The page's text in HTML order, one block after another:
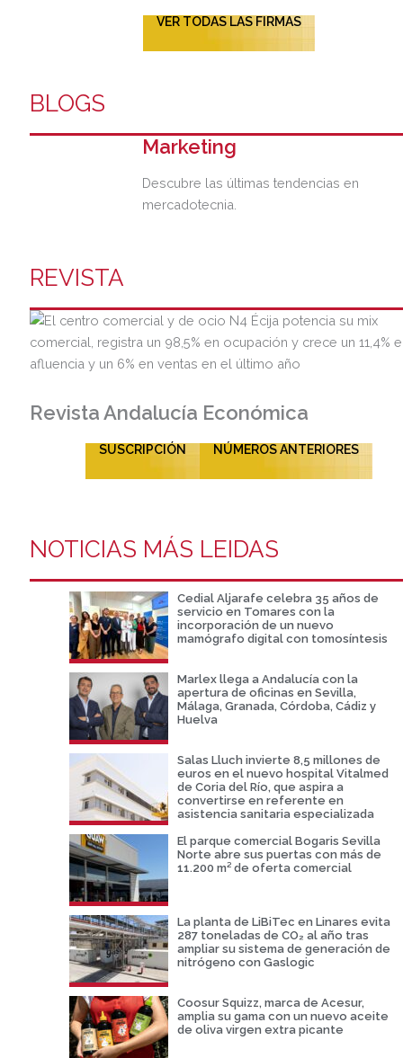
VER TODAS LAS FIRMAS
BLOGS
Marketing
Descubre las últimas tendencias en
mercadotecnia.
REVISTA
Revista Andalucía Económica
SUSCRIPCIÓN NÚMEROS ANTERIORES
NOTICIAS MÁS LEIDAS
Cedial Aljarafe celebra 35 años de
servicio en Tomares con la
incorporación de un nuevo
mamógrafo digital con tomosíntesis
Marlex llega a Andalucía con la
apertura de oficinas en Sevilla,
Málaga, Granada, Córdoba, Cádiz y
Huelva
Salas Lluch invierte 8,5 millones de
euros en el nuevo hospital Vitalmed
de Coria del Río, que aspira a
convertirse en referente en
asistencia sanitaria especializada
El parque comercial Bogaris Sevilla
Norte abre sus puertas con más de
11.200 m² de oferta comercial
La planta de LiBiTec en Linares evita
287 toneladas de CO₂ al año tras
ampliar su sistema de generación de
nitrógeno con Gaslogic
Coosur Squizz, marca de Acesur,
amplia su gama con un nuevo aceite
de oliva virgen extra picante